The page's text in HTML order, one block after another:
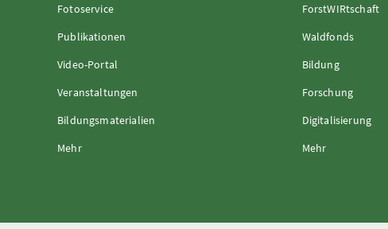
Fotoservice
Publikationen
Video-Portal
Veranstaltungen
Bildungsmaterialien
Mehr
ForstWIRtschaft
Waldfonds
Bildung
Forschung
Digitalisierung
Mehr